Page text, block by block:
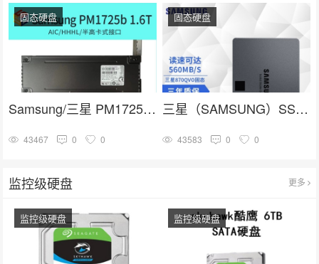
Samsung/三星 PM1725b 1.6T HHHL PCIE卡式 企业级固态硬盘
固态硬盘
43467 0 0
三星（SAMSUNG）SSD固态硬盘 SATA3.0接口 870 QVO
固态硬盘
43583 0 0
监控级硬盘 更多
监控级硬盘 监控级硬盘